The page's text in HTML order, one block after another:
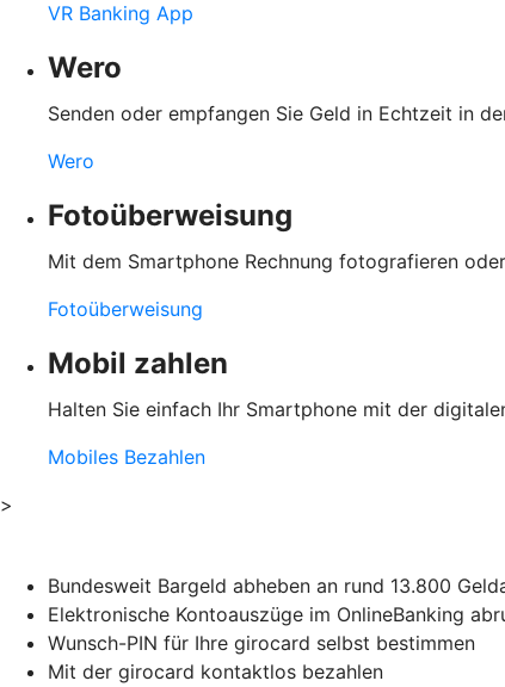
VR Banking App
Wero
Senden oder empfangen Sie Geld in Echtzeit in
Wero
Fotoüberweisung
Mit dem Smartphone Rechnung fotografieren
Fotoüberweisung
Mobil zahlen
Halten Sie einfach Ihr Smartphone mit der
Mobiles Bezahlen
>
Bundesweit Bargeld abheben an rund 13.800
Elektronische Kontoauszüge im OnlineBanking
Wunsch-PIN für Ihre girocard selbst bestimmen
Mit der girocard kontaktlos bezahlen